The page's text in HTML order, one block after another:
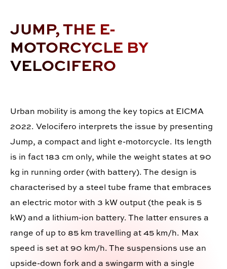
JUMP, THE E-
MOTORCYCLE BY
VELOCIFERO
Urban mobility is among the key topics at EICMA
2022. Velocifero interprets the issue by presenting
Jump, a compact and light e-motorcycle. Its length
is in fact 183 cm only, while the weight states at 90
kg in running order (with battery). The design is
characterised by a steel tube frame that embraces
an electric motor with 3 kW output (the peak is 5
kW) and a lithium-ion battery. The latter ensures a
range of up to 85 km travelling at 45 km/h. Max
speed is set at 90 km/h. The suspensions use an
upside-down fork and a swingarm with a single